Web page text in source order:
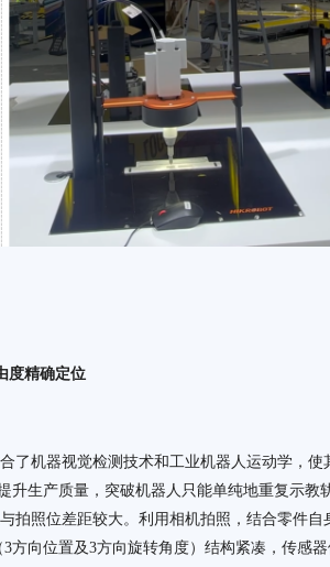
度精确定位
了机器视觉检测技术和工业机器人运动学，使
生产质量，突破机器人只能单纯地重复示教
拍照位差距较大。利用相机拍照，结合零件自
方向位置及3方向旋转角度）结构紧凑，传感器